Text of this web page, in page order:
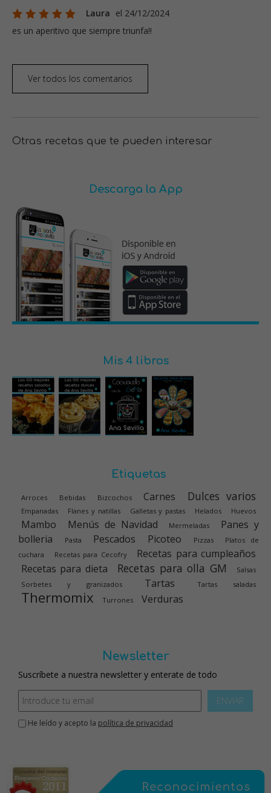
Laura el 24/12/2024
es un aperitivo que siempre triunfa!!
Ver todos los comentarios
Otras recetas que te pueden interesar
Descarga la App
Mis 4 libros
Etiquetas
Arroces Bebidas Bizcochos Carnes Dulces varios
Empanadas Flanes y natillas Galletas y pastas Helados Huevos
Mambo Menús de Navidad Mermeladas
Panes y
bolleria
Pasta Pescados Picoteo Pizzas
Platos de
cuchara
Recetas para Cecofry
Recetas para cumpleaños
Recetas para dieta
Recetas para olla GM
Salsas
Sorbetes y granizados
Tartas Tartas saladas
Thermomix Turrones Verduras
Newsletter
Suscríbete a nuestra newsletter y enterate de todo
ENVIAR
He leído y acepto la política de privacidad